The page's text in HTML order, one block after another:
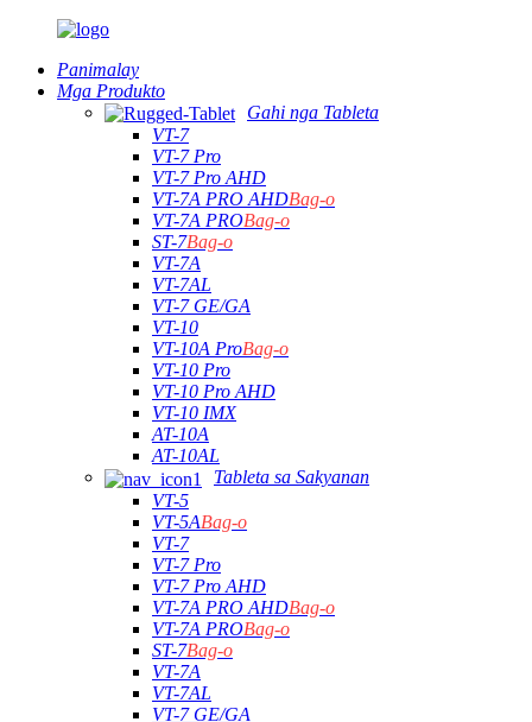
Panimalay
Mga Produkto
Gahi nga Tableta
VT-7
VT-7 Pro
VT-7 Pro AHD
VT-7A PRO AHDBag-o
VT-7A PROBag-o
ST-7Bag-o
VT-7A
VT-7AL
VT-7 GE/GA
VT-10
VT-10A ProBag-o
VT-10 Pro
VT-10 Pro AHD
VT-10 IMX
AT-10A
AT-10AL
Tableta sa Sakyanan
VT-5
VT-5ABag-o
VT-7
VT-7 Pro
VT-7 Pro AHD
VT-7A PRO AHDBag-o
VT-7A PROBag-o
ST-7Bag-o
VT-7A
VT-7AL
VT-7 GE/GA